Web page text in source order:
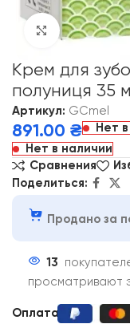
Click to
Крем для
полуниця 35
Артикул: GCmel
891.00 ₴
Нет
Нет в наличии
Сравнения
Поделиться:
Продано за
13
просматривают
Оплата: